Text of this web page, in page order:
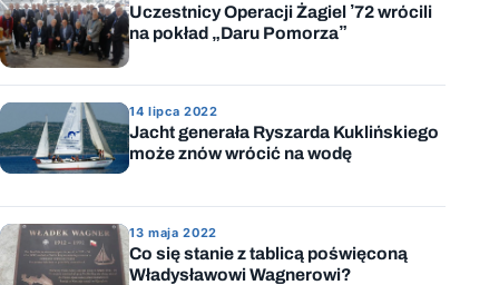
Uczestnicy Operacji Żagiel ’72 wrócili
na pokład „Daru Pomorza”
14 lipca 2022
Jacht generała Ryszarda Kuklińskiego
może znów wrócić na wodę
13 maja 2022
Co się stanie z tablicą poświęconą
Władysławowi Wagnerowi?